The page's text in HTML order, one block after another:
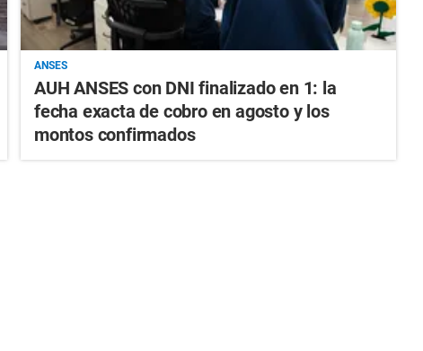
ANSES
AUH ANSES con DNI finalizado en 1: la
fecha exacta de cobro en agosto y los
montos confirmados